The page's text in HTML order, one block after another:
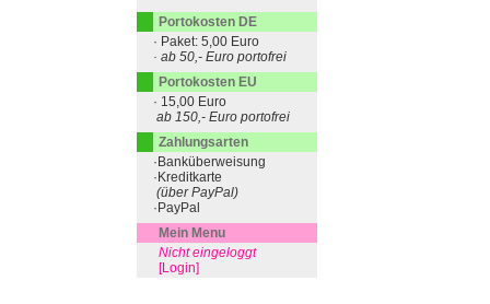
Portokosten DE
· Paket: 5,00 Euro
· ab 50,- Euro portofrei
Portokosten EU
· 15,00 Euro
ab 150,- Euro portofrei
Zahlungsarten
·Banküberweisung
·Kreditkarte
(über PayPal)
·PayPal
Mein Menu
Nicht eingeloggt
[Login]